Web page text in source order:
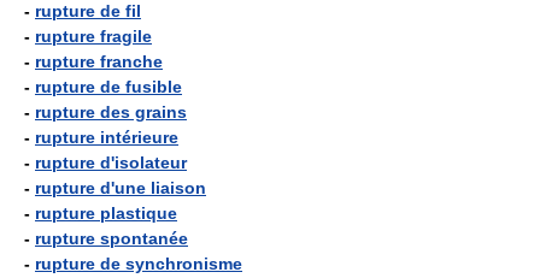
- rupture de fil
- rupture fragile
- rupture franche
- rupture de fusible
- rupture des grains
- rupture intérieure
- rupture d'isolateur
- rupture d'une liaison
- rupture plastique
- rupture spontanée
- rupture de synchronisme